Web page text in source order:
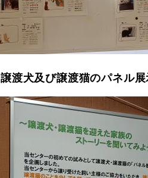
譲渡犬及び譲渡猫のパネル